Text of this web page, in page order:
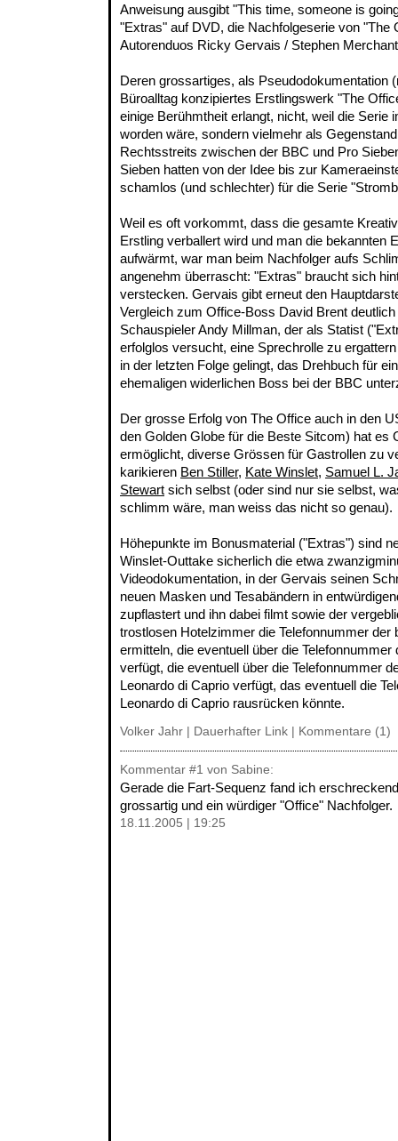
Anweisung ausgibt "This time, someone is
"Extras" auf DVD, die Nachfolgeserie von "The
Autorenduos Ricky Gervais / Stephen
Deren grossartiges, als Pseudodokumentation
Büroalltag konzipiertes Erstlingswerk "The
einige Berühmtheit erlangt, nicht, weil die Serie
worden wäre, sondern vielmehr als
Rechtsstreits zwischen der BBC und Pro
Sieben hatten von der Idee bis zur
schamlos (und schlechter) für die Serie
Weil es oft vorkommt, dass die gesamte
Erstling verballert wird und man die bekannten
aufwärmt, war man beim Nachfolger aufs
angenehm überrascht: "Extras" braucht sich
verstecken. Gervais gibt erneut den
Vergleich zum Office-Boss David Brent
Schauspieler Andy Millman, der als Statist
erfolglos versucht, eine Sprechrolle zu
in der letzten Folge gelingt, das Drehbuch für
ehemaligen widerlichen Boss bei der BBC
Der grosse Erfolg von The Office auch in den
den Golden Globe für die Beste Sitcom) hat es
ermöglicht, diverse Grössen für Gastrollen zu
karikieren Ben Stiller, Kate Winslet, Samuel L.
Stewart sich selbst (oder sind nur sie selbst,
schlimm wäre, man weiss das nicht so genau).
Höhepunkte im Bonusmaterial ("Extras") sind
Winslet-Outtake sicherlich die etwa
Videodokumentation, in der Gervais seinen
neuen Masken und Tesabändern in
zupflastert und ihn dabei filmt sowie der
trostlosen Hotelzimmer die Telefonnummer der
ermitteln, die eventuell über die
verfügt, die eventuell über die Telefonnummer
Leonardo di Caprio verfügt, das eventuell die
Leonardo di Caprio rausrücken könnte.
Volker Jahr | Dauerhafter Link Kommentare (1)
Kommentar #1 von Sabine:
Gerade die Fart-Sequenz fand ich
grossartig und ein würdiger "Office" Nachfolger.
18.11.2005 | 19:25